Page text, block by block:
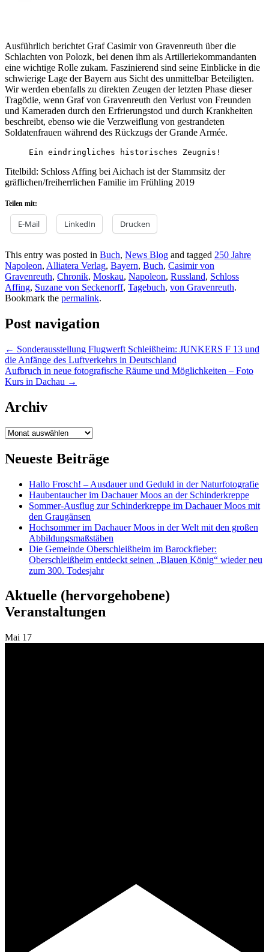
Ausführlich berichtet Graf Casimir von Gravenreuth über die
Schlachten von Polozk, bei denen ihm als Artilleriekommandanten
eine wichtige Rolle zukam. Faszinierend sind seine Einblicke in die
schwierige Lage der Bayern aus Sicht des unmittelbar Beteiligten.
Wir werden ebenfalls zu direkten Zeugen der letzten Phase dieser
Tragödie, wenn Graf von Gravenreuth den Verlust von Freunden
und Kameraden durch den Erfrierungstod und durch Krankheiten
beschreibt, ebenso wie die Verzweiflung von gestrandeten
Soldatenfrauen während des Rückzugs der Grande Armée.
Ein eindringliches historisches Zeugnis!
Titelbild: Schloss Affing bei Aichach ist der Stammsitz der
gräflichen/freiherrlichen Familie im Frühling 2019
Teilen mit:
E-Mail LinkedIn Drucken
This entry was posted in Buch, News Blog and tagged 250 Jahre
Napoleon, Alliatera Verlag, Bayern, Buch, Casimir von
Gravenreuth, Chronik, Moskau, Napoleon, Russland, Schloss
Affing, Suzane von Seckenorff, Tagebuch, von Gravenreuth.
Bookmark the permalink.
Post navigation
← Sonderausstellung Flugwerft Schleißheim: JUNKERS F 13 und
die Anfänge des Luftverkehrs in Deutschland
Aufbruch in neue fotografische Räume und Möglichkeiten – Foto
Kurs in Dachau →
Archiv
Archiv
Neueste Beiträge
Hallo Frosch! – Ausdauer und Geduld in der Naturfotografie
Haubentaucher im Dachauer Moos an der Schinderkreppe
Sommer-Ausflug zur Schinderkreppe im Dachauer Moos mit
den Graugänsen
Hochsommer im Dachauer Moos in der Welt mit den großen
Abbildungsmaßstäben
Die Gemeinde Oberschleißheim im Barockfieber:
Oberschleißheim entdeckt seinen „Blauen König“ wieder neu
zum 300. Todesjahr
Aktuelle (hervorgehobene)
Veranstaltungen
Mai 17